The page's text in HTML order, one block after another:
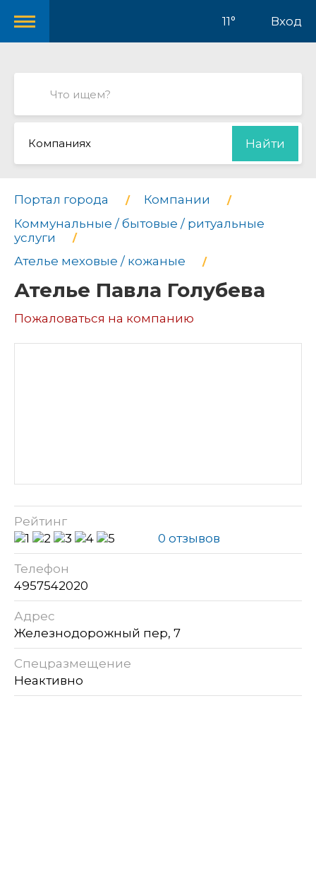
11° Вход
Компаниях Найти
Портал города
Компании
Коммунальные / бытовые / ритуальные
услуги
Ателье меховые / кожаные
Ателье Павла Голубева
Пожаловаться на компанию
Рейтинг
0 отзывов
Телефон
4957542020
Адрес
Железнодорожный пер, 7
Спецразмещение
Неактивно